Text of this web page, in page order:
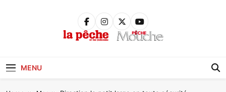
MENU